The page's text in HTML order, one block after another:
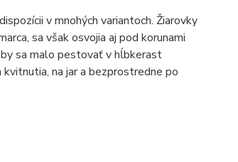
v mnohých variantoch. Žiarovky
sa však osvojia aj pod korunami
by sa malo pestovať v hĺbkerast
na jar a bezprostredne po